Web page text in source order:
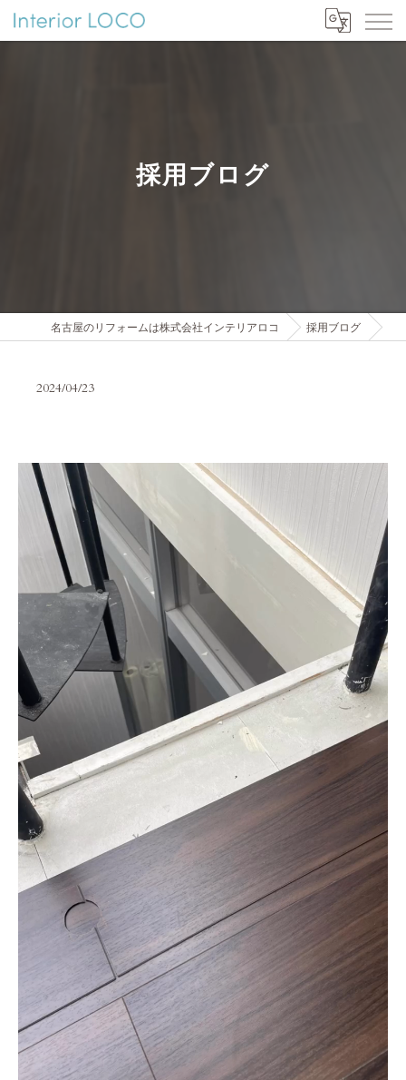
採用ブログ
名古屋のリフォームは株式会社インテリアロコ 採用ブログ
2024/04/23